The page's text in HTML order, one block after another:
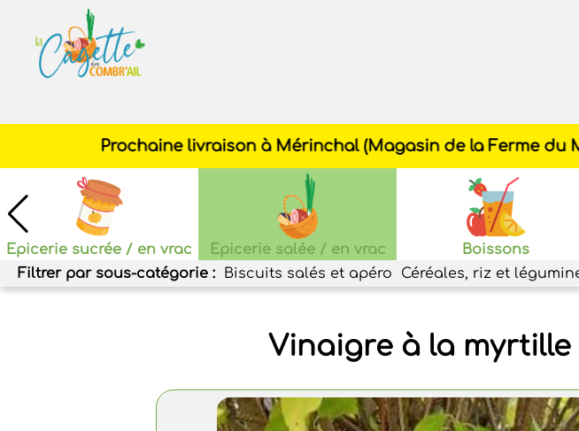
Epicerie sucrée / en vrac Epicerie salée / en vrac Boissons
Filtrer par sous-catégorie :
Biscuits salés et apéro Céréales, riz et
Vinaigre à la myrtille